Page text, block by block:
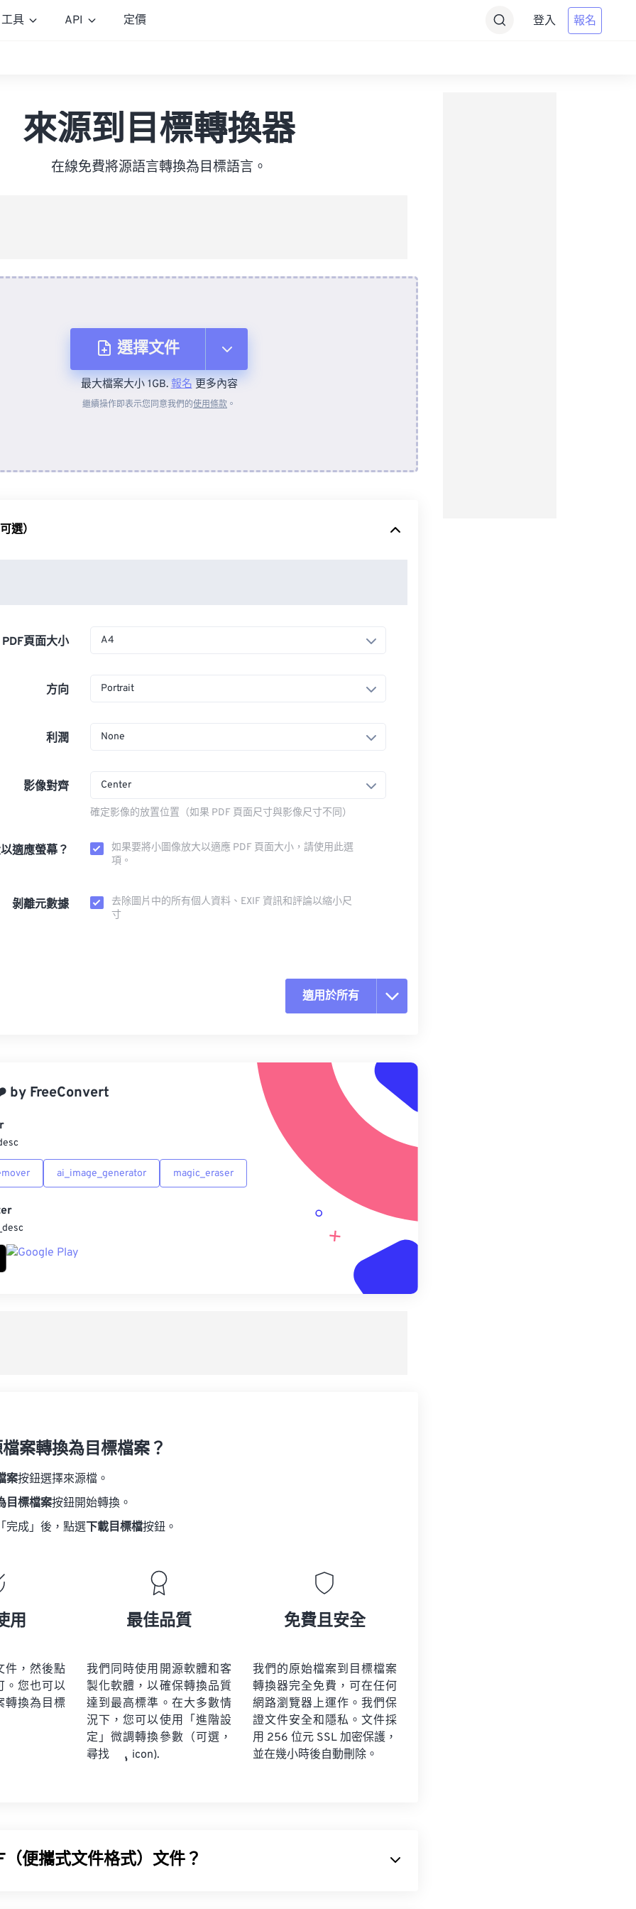
工具 API 定價 登入 報名
來源到目標轉換器
在線免費將源語言轉換為目標語言。
選擇文件
來自裝置
最大檔案大小 1GB.報名更多內容
繼續操作即表示您同意我們的使用條款 。
選）
PDF頁面大小 A4
方向 Portrait
利潤 None
影像對齊 Center
確定影像的放置位置（如果 PDF 頁面尺寸與影像尺寸不同）
適應螢幕？
如果要將小圖像放大以適應 PDF 頁面大小，請使用此選
項。
剝離元數據
去除圖片中的所有個人資料、EXIF 資訊和評論以縮小尺
寸
適用於所有
應用預設
另存為預設
by FreeConvert
ai_image_generator magic_eraser
案轉換為目標檔案？
案按鈕選擇來源檔。
目標檔案按鈕開始轉換。
完成」後，點選 下載目標檔按鈕。
用
件，然後點
。您也可以
轉換為目標
最佳品質
我們同時使用開源軟體和客
製化軟體，以確保轉換品質
達到最高標準。在大多數情
況下，您可以使用「進階設
定」微調轉換參數（可選，
尋找
icon).
免費且安全
我們的原始檔案到目標檔案
轉換器完全免費，可在任何
網路瀏覽器上運作。我們保
證文件安全和隱私。文件採
用 256 位元 SSL 加密保護，
並在幾小時後自動刪除。
（便攜式文件格式）文件？